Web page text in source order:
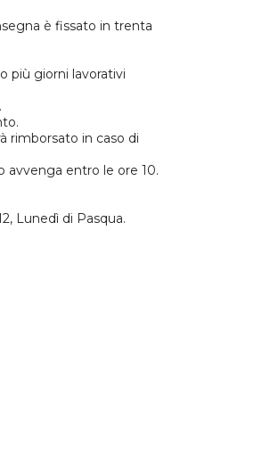
è fissato in trenta
più giorni lavorativi
rimborsato in caso di
avvenga entro le ore 10.
Lunedì di Pasqua.